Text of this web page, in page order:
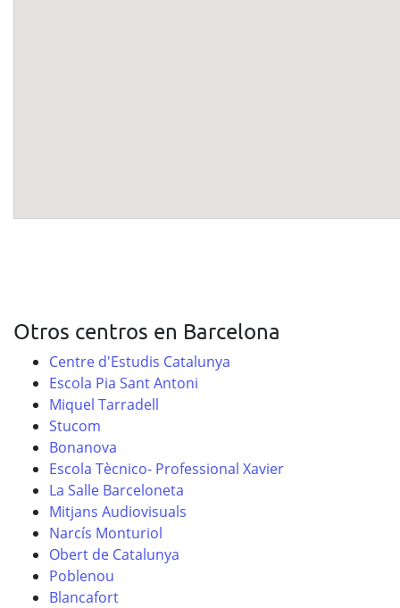
Otros centros en Barcelona
Centre d'Estudis Catalunya
Escola Pia Sant Antoni
Miquel Tarradell
Stucom
Bonanova
Escola Tècnico- Professional Xavier
La Salle Barceloneta
Mitjans Audiovisuals
Narcís Monturiol
Obert de Catalunya
Poblenou
Blancafort